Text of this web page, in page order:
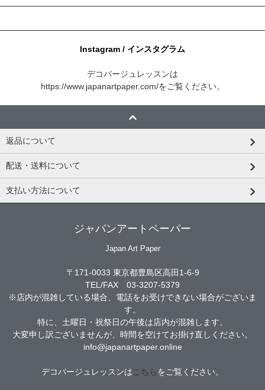
Instagram / インスタグラム
デコパージュレッスンは
https://www.japanartpaper.com/をご覧ください。
返品について
配送・送料について
支払い方法について
ジャパンアートペーパー
Japan Art Paper
〒171-0033 東京都豊島区高田1-6-9
TEL/FAX 03-3207-5379
※店内が混雑している場合、電話をお受けできない場合がございま
す。
特に、土曜日・祝祭日の午後は店内が混雑します。
大変申し訳ございませんが、時間を空けてお掛け直しください。
info@japanartpaper.online
デコパージュレッスンは こちらをご覧ください。